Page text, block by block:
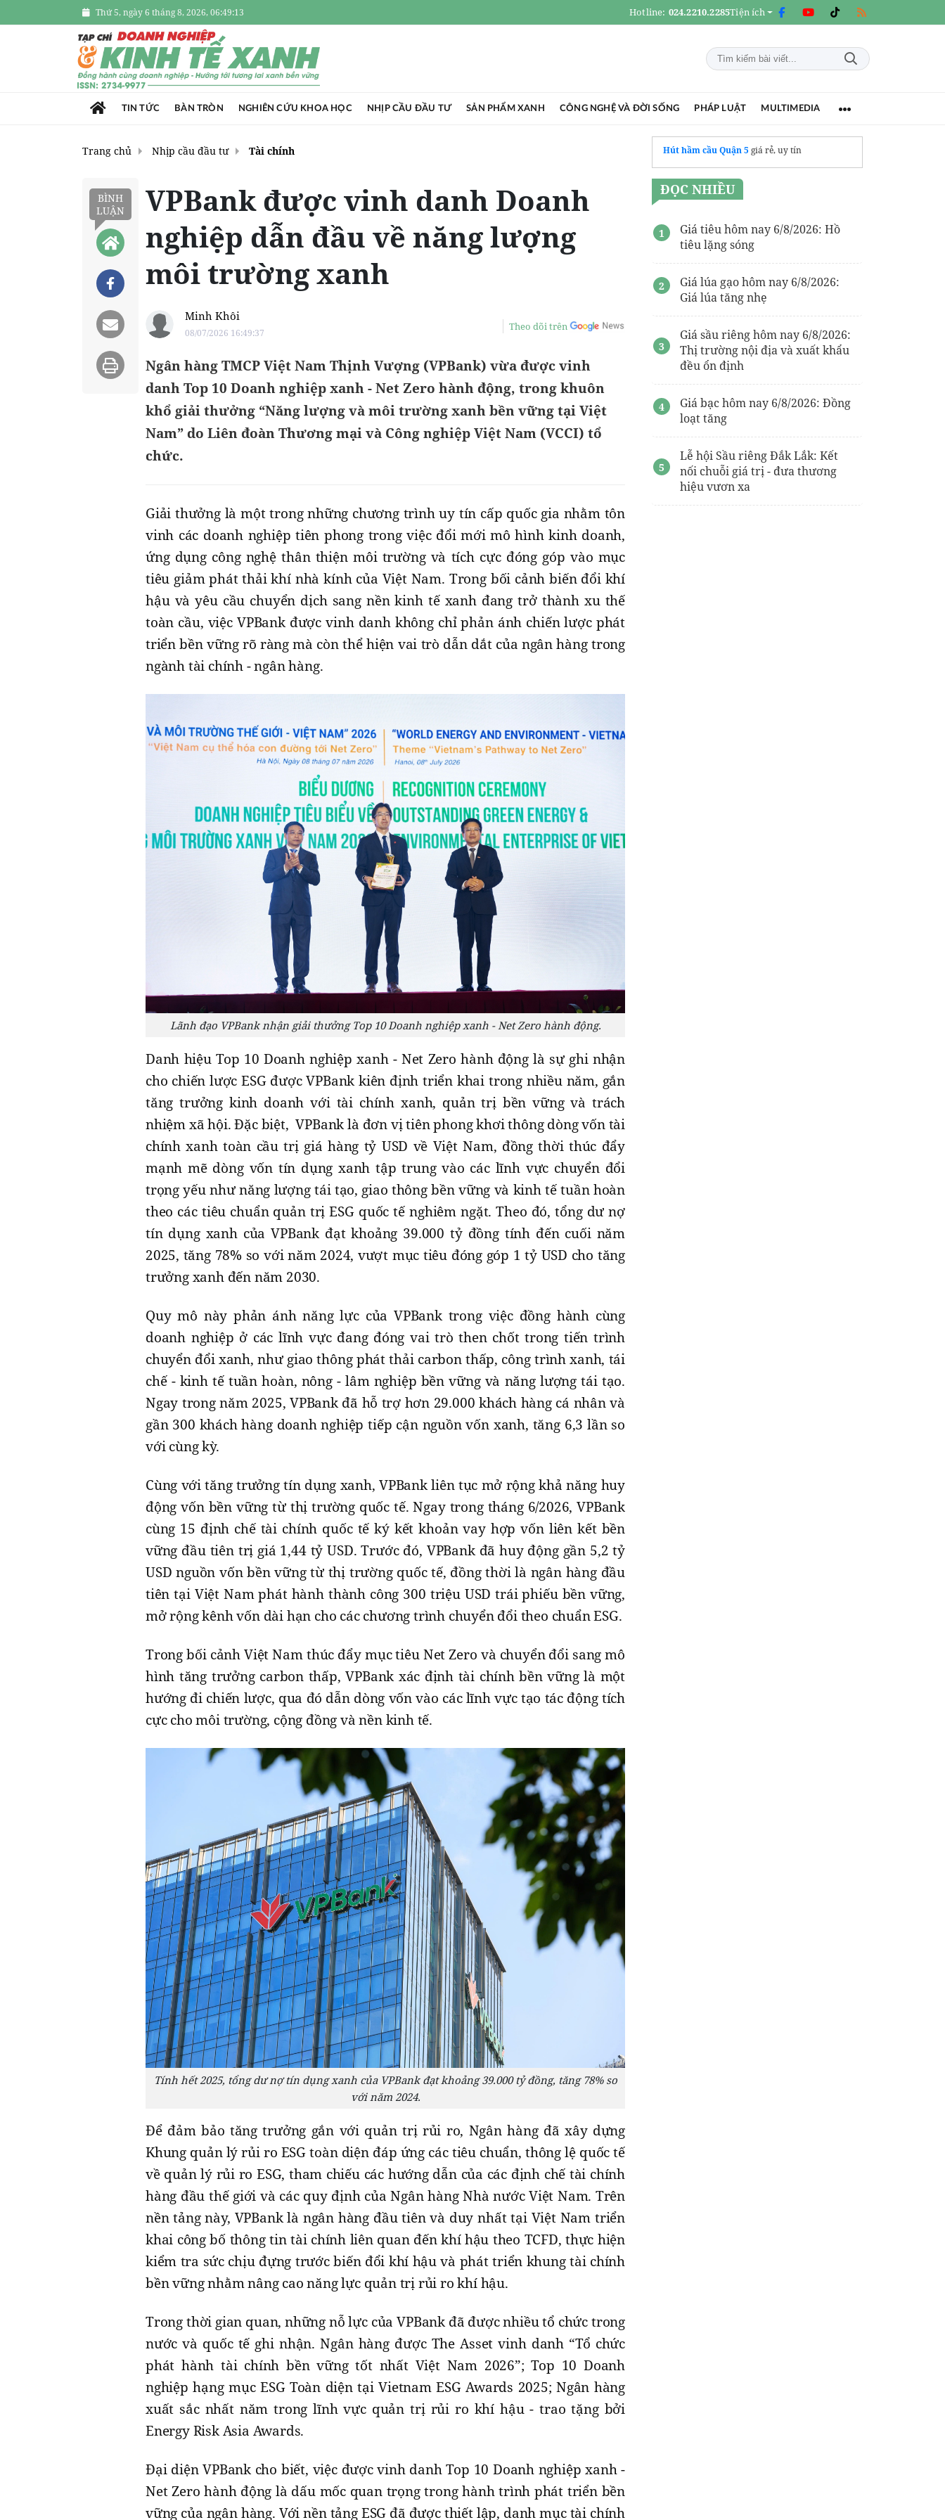
Thứ 5, ngày 6 tháng 8, 2026, 06:49:14 Hotline: 024.2210.2285Tiện ích
TIN TỨC BÀN TRÒN NGHIÊN CỨU KHOA HỌC NHỊP CẦU ĐẦU TƯ SẢN PHẨM XANH CÔNG NGHỆ VÀ ĐỜI SỐNG PHÁP LUẬT MULTIMEDIA
Trang chủ Nhịp cầu đầu tư Tài chính
BÌNH
LUẬN
VPBank được vinh danh Doanh
nghiệp dẫn đầu về năng lượng
môi trường xanh
Minh Khôi
08/07/2026 16:49:37
Theo dõi trên
Ngân hàng TMCP Việt Nam Thịnh Vượng (VPBank) vừa được vinh
danh Top 10 Doanh nghiệp xanh - Net Zero hành động, trong khuôn
khổ giải thưởng “Năng lượng và môi trường xanh bền vững tại Việt
Nam” do Liên đoàn Thương mại và Công nghiệp Việt Nam (VCCI) tổ
chức.
Giải thưởng là một trong những chương trình uy tín cấp quốc gia nhằm tôn
vinh các doanh nghiệp tiên phong trong việc đổi mới mô hình kinh doanh,
ứng dụng công nghệ thân thiện môi trường và tích cực đóng góp vào mục
tiêu giảm phát thải khí nhà kính của Việt Nam. Trong bối cảnh biến đổi khí
hậu và yêu cầu chuyển dịch sang nền kinh tế xanh đang trở thành xu thế
toàn cầu, việc VPBank được vinh danh không chỉ phản ánh chiến lược phát
triển bền vững rõ ràng mà còn thể hiện vai trò dẫn dắt của ngân hàng trong
ngành tài chính - ngân hàng.
Lãnh đạo VPBank nhận giải thưởng Top 10 Doanh nghiệp xanh - Net Zero hành động.
Danh hiệu Top 10 Doanh nghiệp xanh - Net Zero hành động là sự ghi nhận
cho chiến lược ESG được VPBank kiên định triển khai trong nhiều năm, gắn
tăng trưởng kinh doanh với tài chính xanh, quản trị bền vững và trách
nhiệm xã hội. Đặc biệt, VPBank là đơn vị tiên phong khơi thông dòng vốn tài
chính xanh toàn cầu trị giá hàng tỷ USD về Việt Nam, đồng thời thúc đẩy
mạnh mẽ dòng vốn tín dụng xanh tập trung vào các lĩnh vực chuyển đổi
trọng yếu như năng lượng tái tạo, giao thông bền vững và kinh tế tuần hoàn
theo các tiêu chuẩn quản trị ESG quốc tế nghiêm ngặt. Theo đó, tổng dư nợ
tín dụng xanh của VPBank đạt khoảng 39.000 tỷ đồng tính đến cuối năm
2025, tăng 78% so với năm 2024, vượt mục tiêu đóng góp 1 tỷ USD cho tăng
trưởng xanh đến năm 2030.
Quy mô này phản ánh năng lực của VPBank trong việc đồng hành cùng
doanh nghiệp ở các lĩnh vực đang đóng vai trò then chốt trong tiến trình
chuyển đổi xanh, như giao thông phát thải carbon thấp, công trình xanh, tái
chế - kinh tế tuần hoàn, nông - lâm nghiệp bền vững và năng lượng tái tạo.
Ngay trong năm 2025, VPBank đã hỗ trợ hơn 29.000 khách hàng cá nhân và
gần 300 khách hàng doanh nghiệp tiếp cận nguồn vốn xanh, tăng 6,3 lần so
với cùng kỳ.
Cùng với tăng trưởng tín dụng xanh, VPBank liên tục mở rộng khả năng huy
động vốn bền vững từ thị trường quốc tế. Ngay trong tháng 6/2026, VPBank
cùng 15 định chế tài chính quốc tế ký kết khoản vay hợp vốn liên kết bền
vững đầu tiên trị giá 1,44 tỷ USD. Trước đó, VPBank đã huy động gần 5,2 tỷ
USD nguồn vốn bền vững từ thị trường quốc tế, đồng thời là ngân hàng đầu
tiên tại Việt Nam phát hành thành công 300 triệu USD trái phiếu bền vững,
mở rộng kênh vốn dài hạn cho các chương trình chuyển đổi theo chuẩn ESG.
Trong bối cảnh Việt Nam thúc đẩy mục tiêu Net Zero và chuyển đổi sang mô
hình tăng trưởng carbon thấp, VPBank xác định tài chính bền vững là một
hướng đi chiến lược, qua đó dẫn dòng vốn vào các lĩnh vực tạo tác động tích
cực cho môi trường, cộng đồng và nền kinh tế.
Tính hết 2025, tổng dư nợ tín dụng xanh của VPBank đạt khoảng 39.000 tỷ đồng, tăng 78% so
với năm 2024.
Để đảm bảo tăng trưởng gắn với quản trị rủi ro, Ngân hàng đã xây dựng
Khung quản lý rủi ro ESG toàn diện đáp ứng các tiêu chuẩn, thông lệ quốc tế
về quản lý rủi ro ESG, tham chiếu các hướng dẫn của các định chế tài chính
hàng đầu thế giới và các quy định của Ngân hàng Nhà nước Việt Nam. Trên
nền tảng này, VPBank là ngân hàng đầu tiên và duy nhất tại Việt Nam triển
khai công bố thông tin tài chính liên quan đến khí hậu theo TCFD, thực hiện
kiểm tra sức chịu đựng trước biến đổi khí hậu và phát triển khung tài chính
bền vững nhằm nâng cao năng lực quản trị rủi ro khí hậu.
Trong thời gian quan, những nỗ lực của VPBank đã được nhiều tổ chức trong
nước và quốc tế ghi nhận. Ngân hàng được The Asset vinh danh “Tổ chức
phát hành tài chính bền vững tốt nhất Việt Nam 2026”; Top 10 Doanh
nghiệp hạng mục ESG Toàn diện tại Vietnam ESG Awards 2025; Ngân hàng
xuất sắc nhất năm trong lĩnh vực quản trị rủi ro khí hậu - trao tặng bởi
Energy Risk Asia Awards.
Đại diện VPBank cho biết, việc được vinh danh Top 10 Doanh nghiệp xanh -
Net Zero hành động là dấu mốc quan trọng trong hành trình phát triển bền
vững của ngân hàng. Với nền tảng ESG đã được thiết lập, danh mục tài chính
Hút hầm cầu Quận 5 giá rẻ, uy tín
ĐỌC NHIỀU
Giá tiêu hôm nay 6/8/2026: Hồ
tiêu lặng sóng
Giá lúa gạo hôm nay 6/8/2026:
Giá lúa tăng nhẹ
Giá sầu riêng hôm nay 6/8/2026:
Thị trường nội địa và xuất khẩu
đều ổn định
Giá bạc hôm nay 6/8/2026: Đồng
loạt tăng
Lễ hội Sầu riêng Đắk Lắk: Kết
nối chuỗi giá trị - đưa thương
hiệu vươn xa